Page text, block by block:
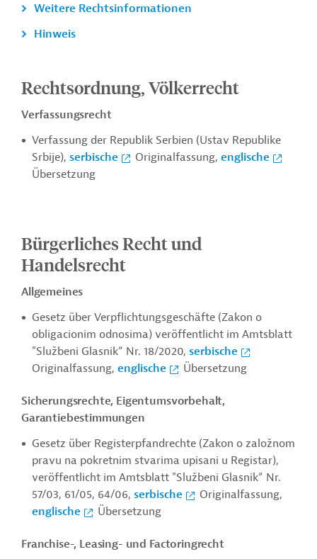
Weitere Rechtsinformationen
Hinweis
Rechtsordnung, Völkerrecht
Verfassungsrecht
Verfassung der Republik Serbien (Ustav Republike
Srbije), serbische Originalfassung, englische
Übersetzung
Bürgerliches Recht und
Handelsrecht
Allgemeines
Gesetz über Verpflichtungsgeschäfte (Zakon o
obligacionim odnosima) veröffentlicht im Amtsblatt
"Službeni Glasnik“ Nr. 18/2020, serbische
Originalfassung, englische Übersetzung
Sicherungsrechte, Eigentumsvorbehalt,
Garantiebestimmungen
Gesetz über Registerpfandrechte (Zakon o založnom
pravu na pokretnim stvarima upisani u Registar),
veröffentlicht im Amtsblatt "Službeni Glasnik“ Nr.
57/03, 61/05, 64/06, serbische
Originalfassung,
englische
Übersetzung
Franchise-, Leasing- und Factoringrecht